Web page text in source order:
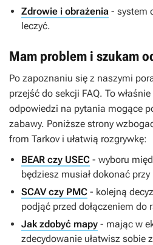
Zdrowie i obrażenia - system
leczyć.
Mam problem i szukam
Po zapoznaniu się z naszymi
przejść do sekcji FAQ. To
odpowiedzi na pytania mogące
zabawy. Poniższe strony
from Tarkov i ułatwią rozgrywkę:
BEAR czy USEC - wyboru
będziesz musiał dokonać
SCAV czy PMC - kolejną
podjąć przed dołączeniem do
Jak zdobyć mapy - mając w
zdecydowanie ułatwisz sobie